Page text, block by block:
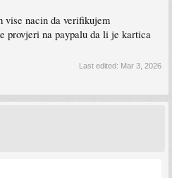
vise nacin da verifikujem
provjeri na paypalu da li je kartica
Last edited: Mar 3, 2026